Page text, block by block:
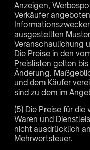
Anzeigen,
Verkäufer
ausgestellten
Veranschaulichung
Die Preise in den
Preislisten gelten
Änderung.
und dem Käufer
sind zu dem im
(5) Die Preise für
Waren und
nicht ausdrücklich
Mehrwertsteuer.